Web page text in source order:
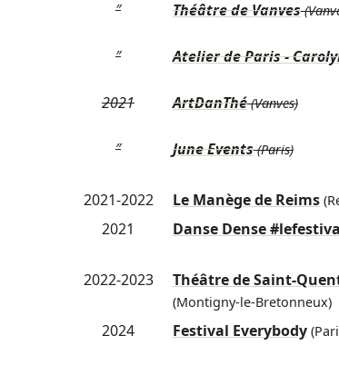
″ Théâtre de Vanves
″ Atelier de Paris -
2021 ArtDanThé(Vanves)
″ June Events(Paris)
2021-2022 Le Manège de Reims
2021
Danse Dense
2022-2023 Théâtre de Saint-
(Montigny-le-Bretonneux)
2024 Festival Everybody